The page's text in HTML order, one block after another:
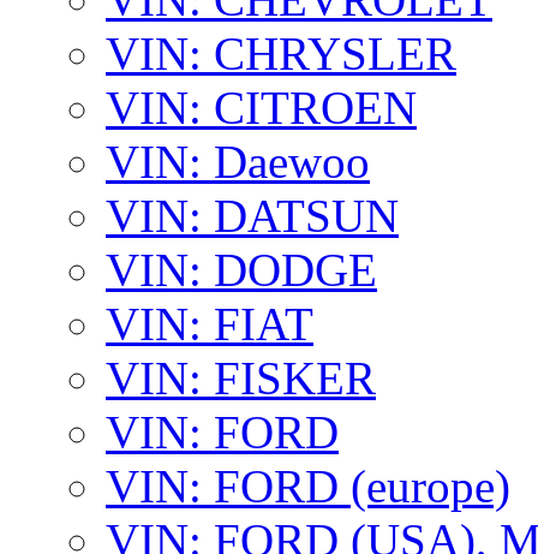
VIN: CHRYSLER
VIN: CITROEN
VIN: Daewoo
VIN: DATSUN
VIN: DODGE
VIN: FIAT
VIN: FISKER
VIN: FORD
VIN: FORD (europe)
VIN: FORD (USA),